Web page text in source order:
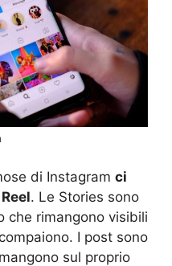
di Instagram ci
. Le Stories sono
che rimangono visibili
I post sono
sul proprio